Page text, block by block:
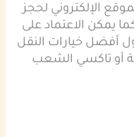
الإلكتروني لحجز
يمكن الاعتماد على
أفضل خيارات النقل
أو تاكسي الشعب